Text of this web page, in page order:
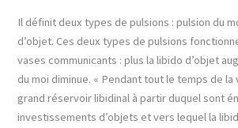
Il définit deux types de pulsions : pulsion du
d’objet. Ces deux types de pulsions
vases communicants : plus la libido d’objet
du moi diminue. « Pendant tout le temps de
grand réservoir libidinal à partir duquel sont
investissements d’objets et vers lequel la